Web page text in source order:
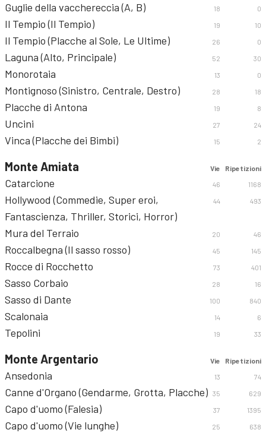
Guglie della vacchereccia (A, B) 18 0
Il Tempio (Il Tempio) 19 10
Il Tempio (Placche al Sole, Le Ultime) 26 0
Laguna (Alto, Principale) 52 30
Monorotaia 13 0
Montignoso (Sinistro, Centrale, Destro) 28 18
Placche di Antona 19 8
Uncini 27 24
Vinca (Placche dei Bimbi) 15 2
Monte Amiata Vie Ripetizioni
Catarcione 46 1168
Hollywood (Commedie, Super eroi,
Fantascienza, Thriller, Storici, Horror)
44 493
Mura del Terraio 20 46
Roccalbegna (Il sasso rosso) 45 145
Rocce di Rocchetto 73 401
Sasso Corbaio 28 16
Sasso di Dante 100 840
Scalonaia 14 6
Tepolini 19 33
Monte Argentario Vie Ripetizioni
Ansedonia 13 74
Canne d'Organo (Gendarme, Grotta, Placche) 35 629
Capo d'uomo (Falesia) 37 1395
Capo d'uomo (Vie lunghe) 25 638